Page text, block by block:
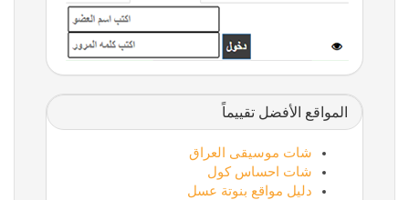
المواقع الأفضل تقييماً
شات موسيقى العراق
شات احساس كول
دليل مواقع بنوتة عسل